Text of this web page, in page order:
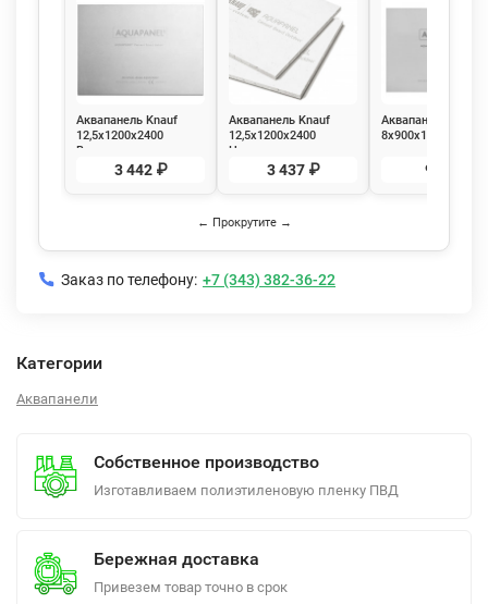
Аквапанель Knauf
12,5х1200х2400
Внутренняя
3 442 ₽
Аквапанель Knauf
12,5х1200х2400
Наружная
3 437 ₽
Аквапанель Knauf
8х900х1200мм
влагостойкая
931 ₽
← Прокрутите →
Заказ по телефону: +7 (343) 382-36-22
Категории
Аквапанели
Собственное производство
Изготавливаем полиэтиленовую пленку ПВД
Бережная доставка
Привезем товар точно в срок